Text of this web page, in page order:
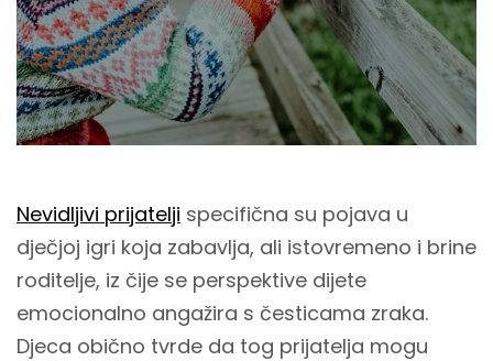
Nevidljivi prijatelji specifična su pojava u
dječjoj igri koja zabavlja, ali istovremeno i brine
roditelje, iz čije se perspektive dijete
emocionalno angažira s česticama zraka.
Djeca obično tvrde da tog prijatelja mogu